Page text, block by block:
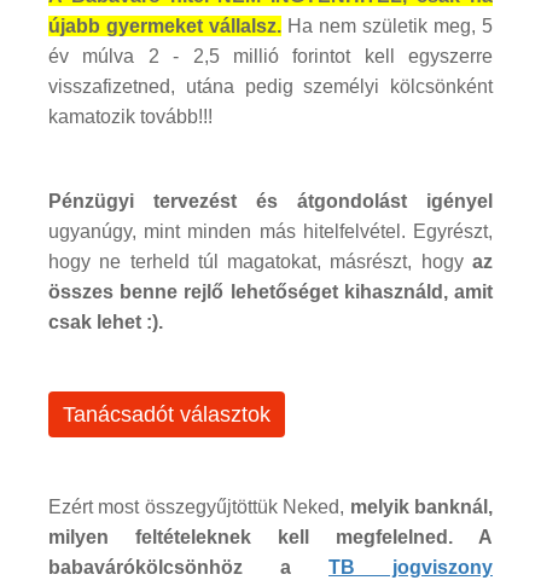
újabb gyermeket vállalsz. Ha nem születik meg, 5
év múlva 2 - 2,5 millió forintot kell egyszerre
visszafizetned, utána pedig személyi kölcsönként
kamatozik tovább!!!
Pénzügyi tervezést és átgondolást igényel
ugyanúgy, mint minden más hitelfelvétel. Egyrészt,
hogy ne terheld túl magatokat, másrészt, hogy az
összes benne rejlő lehetőséget kihasználd, amit
csak lehet :).
Tanácsadót választok
Ezért most összegyűjtöttük Neked, melyik banknál,
milyen feltételeknek kell megfelelned. A
babavárókölcsönhöz a TB jogviszony